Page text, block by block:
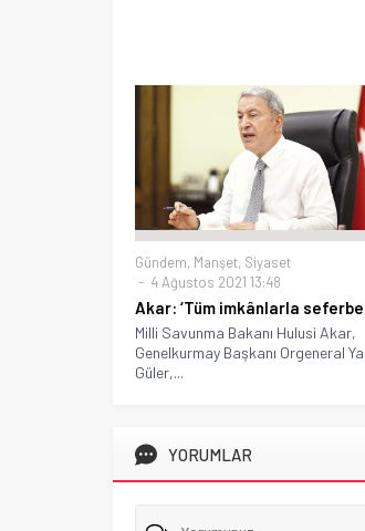
Gündem, Manşet, Siyaset
4 Ağustos 2021 13:48
Akar: ‘Tüm imkânlarla
Milli Savunma Bakanı Hulusi Akar,
Genelkurmay Başkanı Orgeneral
Güler,...
YORUMLAR